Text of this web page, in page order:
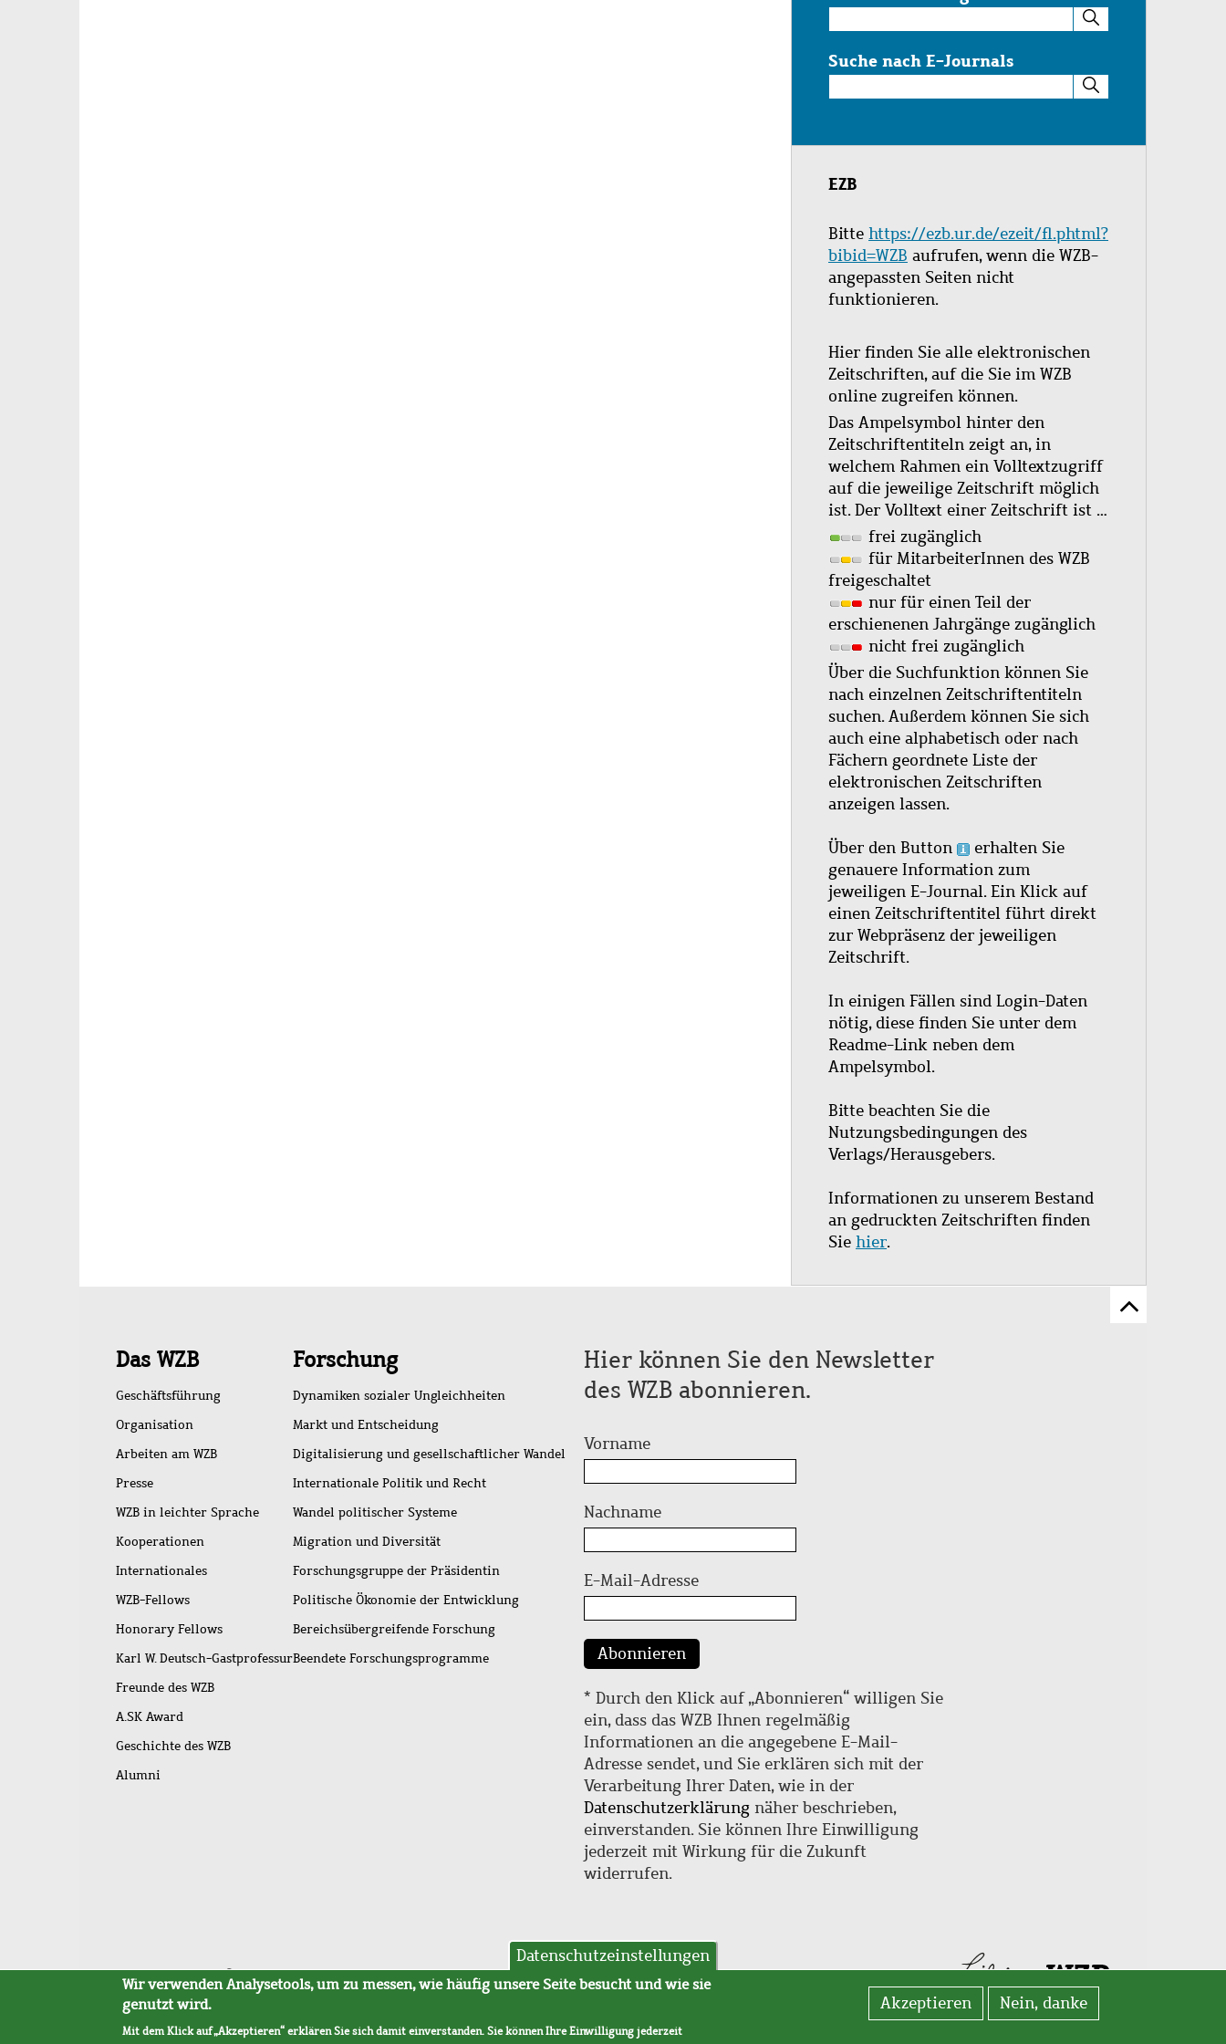
im
Katalog
Suche nach E-Journals
nach
Journals
EZB
Bitte https://ezb.ur.de/ezeit/fl.phtml?
bibid=WZB aufrufen, wenn die WZB-
angepassten Seiten nicht
funktionieren.
Hier finden Sie alle elektronischen
Zeitschriften, auf die Sie im WZB
online zugreifen können.
Das Ampelsymbol hinter den
Zeitschriftentiteln zeigt an, in
welchem Rahmen ein Volltextzugriff
auf die jeweilige Zeitschrift möglich
ist. Der Volltext einer Zeitschrift ist …
frei zugänglich
für MitarbeiterInnen des WZB
freigeschaltet
nur für einen Teil der
erschienenen Jahrgänge zugänglich
nicht frei zugänglich
Über die Suchfunktion können Sie
nach einzelnen Zeitschriftentiteln
suchen. Außerdem können Sie sich
auch eine alphabetisch oder nach
Fächern geordnete Liste der
elektronischen Zeitschriften
anzeigen lassen.
Über den Button
erhalten Sie
genauere Information zum
jeweiligen E-Journal. Ein Klick auf
einen Zeitschriftentitel führt direkt
zur Webpräsenz der jeweiligen
Zeitschrift.
In einigen Fällen sind Login-Daten
nötig, diese finden Sie unter dem
Readme-Link neben dem
Ampelsymbol.
Bitte beachten Sie die
Nutzungsbedingungen des
Verlags/Herausgebers.
Informationen zu unserem Bestand
an gedruckten Zeitschriften finden
Sie hier.
Zum
Schnellzugriff
Das WZB
Geschäftsführung
Organisation
Arbeiten am WZB
Presse
WZB in leichter Sprache
Kooperationen
Internationales
WZB-Fellows
Honorary Fellows
Karl W. Deutsch-Gastprofessur
Freunde des WZB
A.SK Award
Geschichte des WZB
Alumni
Forschung
Dynamiken sozialer Ungleichheiten
Markt und Entscheidung
Digitalisierung und gesellschaftlicher Wandel
Internationale Politik und Recht
Wandel politischer Systeme
Migration und Diversität
Forschungsgruppe der Präsidentin
Politische Ökonomie der Entwicklung
Bereichsübergreifende Forschung
Beendete Forschungsprogramme
Hier können Sie den Newsletter
des WZB abonnieren.
Vorname
Nachname
E-Mail-Adresse
Abonnieren
* Durch den Klick auf „Abonnieren“ willigen Sie
ein, dass das WZB Ihnen regelmäßig
Informationen an die angegebene E-Mail-
Adresse sendet, und Sie erklären sich mit der
Verarbeitung Ihrer Daten, wie in der
Datenschutzerklärung näher beschrieben,
einverstanden. Sie können Ihre Einwilligung
jederzeit mit Wirkung für die Zukunft
widerrufen.
Fußleistenmenü
SitemapBarrierefreiheitImpressumDatenschutzAVB
Datenschutzeinstellungen
Wir verwenden Analysetools, um zu messen, wie häufig unsere Seite besucht und wie sie
genutzt wird.
Mit dem Klick auf „Akzeptieren“ erklären Sie sich damit einverstanden. Sie können Ihre Einwilligung jederzeit
Akzeptieren Nein, danke